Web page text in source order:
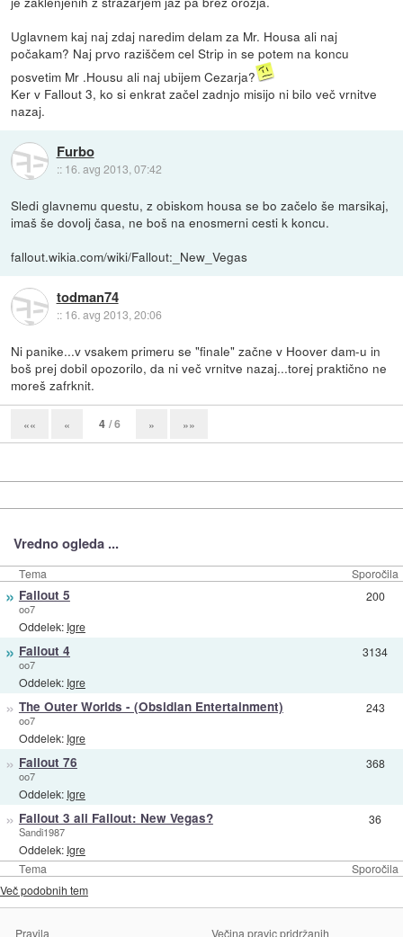
Uglavnem kaj naj zdaj naredim delam za Mr. Housa ali naj
počakam? Naj prvo raziščem cel Strip in se potem na koncu
posvetim Mr .Housu ali naj ubijem Cezarja?
Ker v Fallout 3, ko si enkrat začel zadnjo misijo ni bilo več vrnitve
nazaj.
Furbo
:: 16. avg 2013, 07:42
Sledi glavnemu questu, z obiskom housa se bo začelo še marsikaj,
imaš še dovolj časa, ne boš na enosmerni cesti k koncu.
fallout.wikia.com/wiki/Fallout:_New_Vegas
todman74
:: 16. avg 2013, 20:06
Ni panike...v vsakem primeru se "finale" začne v Hoover dam-u in
boš prej dobil opozorilo, da ni več vrnitve nazaj...torej praktično ne
moreš zafrknit.
«« « 4 / 6 » »»
Vredno ogleda ...
Tema Sporočila
Tema Sporočila
» Fallout 5
oo7
Oddelek: Igre
200
» Fallout 4
oo7
Oddelek: Igre
3134
» The Outer Worlds - (Obsidian Entertainment)
oo7
Oddelek: Igre
243
» Fallout 76
oo7
Oddelek: Igre
368
» Fallout 3 ali Fallout: New Vegas?
Sandi1987
Oddelek: Igre
36
Več podobnih tem
Pravila Večina pravic pridržanih